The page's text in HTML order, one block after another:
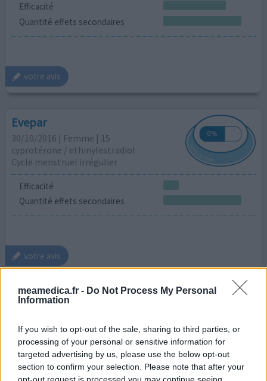
meamedica.fr - Do Not Process My Personal
Information
If you wish to opt-out of the sale, sharing to third parties, or
processing of your personal or sensitive information for
targeted advertising by us, please use the below opt-out
section to confirm your selection. Please note that after your
opt-out request is processed you may continue seeing
Efficacité
Quantité effets secondaires
votre avis
Evepar
30/10/2016 | Femme | 15
cyprotérone / ethinylestradiol
Cycle menstruel irrégulier
Efficacité
Quantité effets secondaires
votre avis
Mirena
lévonorgestrel
Cycle menstruel irrégulier
Efficacité